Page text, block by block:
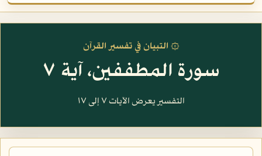
۞ التبيان في تفسير القرآن
سورة المطففين، آية ٧
التفسير يعرض الآيات ٧ إلى ١٧